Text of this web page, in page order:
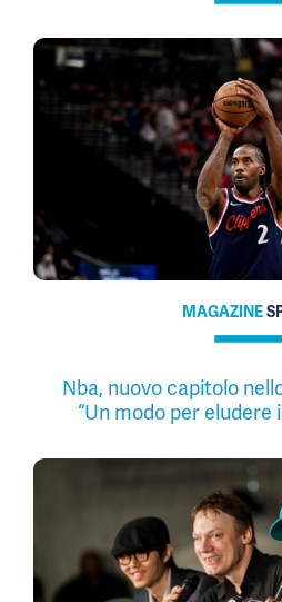
MAGAZINE
Nba, nuovo capitolo
“Un modo per eludere